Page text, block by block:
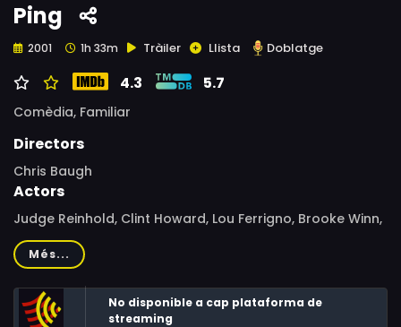
Ping
2001 1h 33m Tràiler Llista Doblatge
4.3 5.7
Comèdia, Familiar
Directors
Chris Baugh
Actors
Judge Reinhold, Clint Howard, Lou Ferrigno, Brooke Winn,
Megan Austin Oberle, Eric Kushnick, Steve White, Michelle
Mar, Brian Donovan, Shirley Jones, Steve Susskind, Loren
Lester, Torie Lynch, Jason Lanc, Ted Garcia, Tammy
Coburn, Edie Mirman, Lucy Lin, Rance Howard
Més...
No disponible a cap plataforma de
streaming